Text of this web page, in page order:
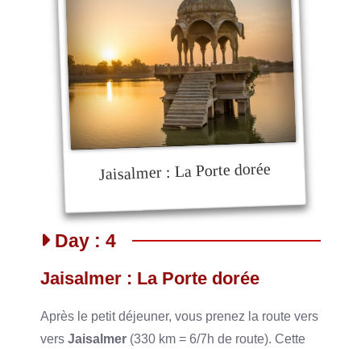
Jaisalmer : La Porte dorée
Day : 4
Jaisalmer : La Porte dorée
Après le petit déjeuner, vous prenez la route vers
vers Jaisalmer (330 km = 6/7h de route). Cette